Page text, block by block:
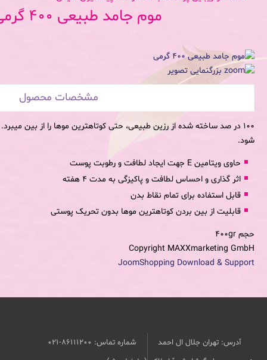
موم جامد طبیعی 400 گرمی
بزرگنمایی تصویر
مشخصات محصول
100 در صد ساخته شده از رزین طبیعی، حتی کوتاهترین موها را از بین
شود.
حاوی ویتامین E جهت ایجاد لطافت و رطوبت پوست
اثر گذاری و احساس لطافت و پاکیزگی به مدت 4 هفته
قابل استفاده برای تمام نقاط بدن
قابلیت از بین بردن کوتاهترین موها بدون تحریک پوستی
حجم 400gr
Copyright MAXXmarketing GmbH
JoomShopping Download & Support
آدرس: تهران جلال ال احمد
شماره تماس: 86111200-021